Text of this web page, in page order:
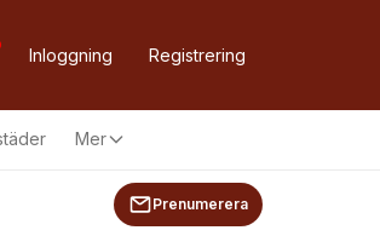
Inloggning Registrering
Mer
Prenumerera